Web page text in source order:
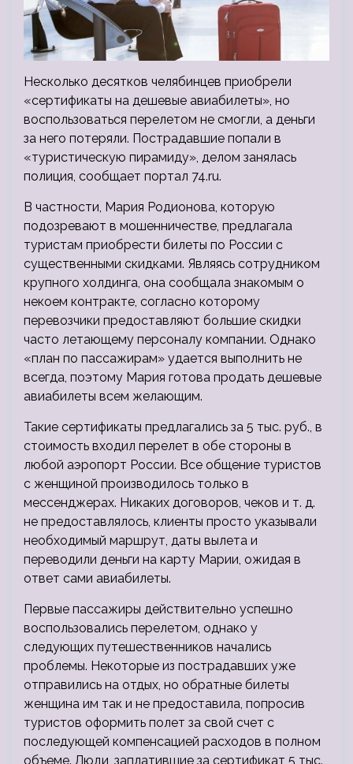
Несколько десятков челябинцев приобрели
«сертификаты на дешевые авиабилеты», но
воспользоваться перелетом не смогли, а деньги
за него потеряли. Пострадавшие попали в
«туристическую пирамиду», делом занялась
полиция, сообщает портал 74.ru.
В частности, Мария Родионова, которую
подозревают в мошенничестве, предлагала
туристам приобрести билеты по России с
существенными скидками. Являясь сотрудником
крупного холдинга, она сообщала знакомым о
некоем контракте, согласно которому
перевозчики предоставляют большие скидки
часто летающему персоналу компании. Однако
«план по пассажирам» удается выполнить не
всегда, поэтому Мария готова продать дешевые
авиабилеты всем желающим.
Такие сертификаты предлагались за 5 тыс. руб., в
стоимость входил перелет в обе стороны в
любой аэропорт России. Все общение туристов
с женщиной производилось только в
мессенджерах. Никаких договоров, чеков и т. д.
не предоставлялось, клиенты просто указывали
необходимый маршрут, даты вылета и
переводили деньги на карту Марии, ожидая в
ответ сами авиабилеты.
Первые пассажиры действительно успешно
воспользовались перелетом, однако у
следующих путешественников начались
проблемы. Некоторые из пострадавших уже
отправились на отдых, но обратные билеты
женщина им так и не предоставила, попросив
туристов оформить полет за свой счет с
последующей компенсацией расходов в полном
объеме. Люди, заплатившие за сертификат 5 тыс.